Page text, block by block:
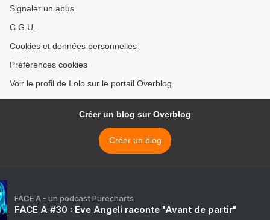
Signaler un abus
C.G.U.
Cookies et données personnelles
Préférences cookies
Voir le profil de Lolo sur le portail Overblog
Créer un blog sur Overblog
Créer un blog
FACE A - un podcast Purecharts
FACE A #30 : Eve Angeli raconte "Avant de partir"